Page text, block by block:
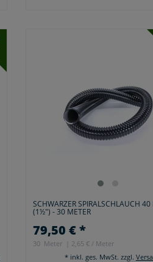
SCHWARZER SPIRALSCHLAUCH
(1½") - 30 METER
79,50 € *
30 Meter
| 2,65 € / Meter
* inkl. ges. MwSt. zzgl.